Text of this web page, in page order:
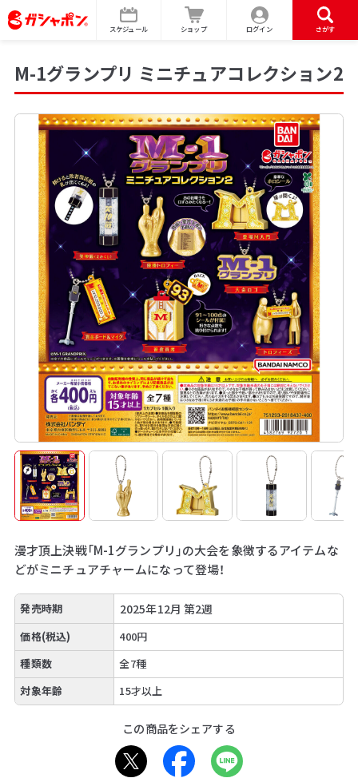
スケジュール ショップ ログイン さがす
M-1グランプリ ミニチュアコレクション2
漫才頂上決戦「M-1グランプリ」の大会を象徴するアイテムな
どがミニチュアチャームになって登場！
発売時期 2025年12月 第2週
価格(税込)
400円
種類数
全7種
対象年齢
15才以上
この商品をシェアする